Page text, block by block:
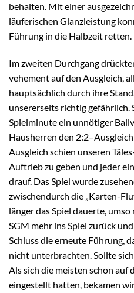
behalten. Mit einer
läuferischen Glanzleistung
Führung in die Halbzeit retten.
Im zweiten Durchgang
vehement auf den Ausgleich,
hauptsächlich durch ihre
unsererseits richtig gefährlich.
Spielminute ein unnötiger
Hausherren den
Ausgleich schien unseren
Auftrieb zu geben und jeder
drauf. Das Spiel wurde
zwischendurch die „Karten-
länger das Spiel dauerte,
SGM mehr ins Spiel zurück
Schluss die erneute Führung,
nicht unterbrachten. Sollte
Als sich die meisten schon auf
eingestellt hatten, bekamen